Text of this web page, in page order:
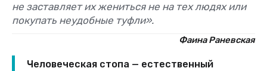
не заставляет их жениться не на тех людях или
покупать неудобные туфли».
Фаина Раневская
Человеческая стопа — естественный